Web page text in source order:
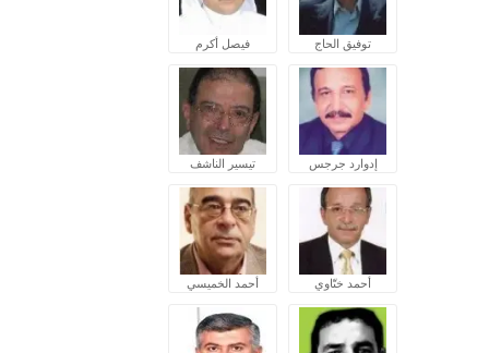
توفيق الحاج فيصل أكرم
إدوارد جرجس تيسير الناشف
أحمد ختّاوي أحمد الخميسي